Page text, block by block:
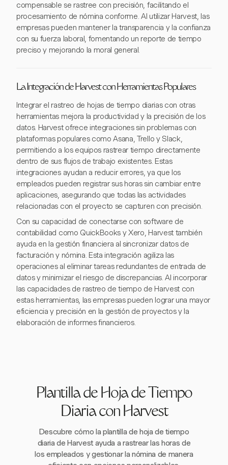
compensable se rastree con precisión, facilitando el
procesamiento de nómina conforme. Al utilizar Harvest, las
empresas pueden mantener la transparencia y la confianza
con su fuerza laboral, fomentando un reporte de tiempo
preciso y mejorando la moral general.
La Integración de Harvest con Herramientas Populares
Integrar el rastreo de hojas de tiempo diarias con otras
herramientas mejora la productividad y la precisión de los
datos. Harvest ofrece integraciones sin problemas con
plataformas populares como Asana, Trello y Slack,
permitiendo a los equipos rastrear tiempo directamente
dentro de sus flujos de trabajo existentes. Estas
integraciones ayudan a reducir errores, ya que los
empleados pueden registrar sus horas sin cambiar entre
aplicaciones, asegurando que todas las actividades
relacionadas con el proyecto se capturen con precisión.
Con su capacidad de conectarse con software de
contabilidad como QuickBooks y Xero, Harvest también
ayuda en la gestión financiera al sincronizar datos de
facturación y nómina. Esta integración agiliza las
operaciones al eliminar tareas redundantes de entrada de
datos y minimizar el riesgo de discrepancias. Al incorporar
las capacidades de rastreo de tiempo de Harvest con
estas herramientas, las empresas pueden lograr una mayor
eficiencia y precisión en la gestión de proyectos y la
elaboración de informes financieros.
Plantilla de Hoja de Tiempo
Diaria con Harvest
Descubre cómo la plantilla de hoja de tiempo
diaria de Harvest ayuda a rastrear las horas de
los empleados y gestionar la nómina de manera